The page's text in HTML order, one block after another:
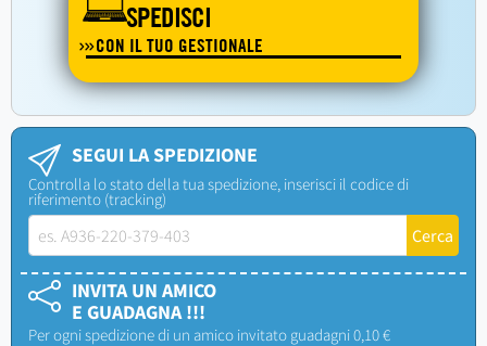
SPEDISCI
CON IL TUO GESTIONALE
SEGUI LA SPEDIZIONE
Controlla lo stato della tua spedizione, inserisci il codice di
riferimento (tracking)
INVITA UN AMICO
E GUADAGNA !!!
Per ogni spedizione di un amico invitato guadagni 0,10 €